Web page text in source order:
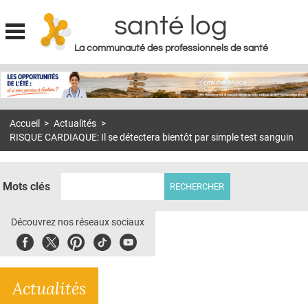
Jump to navigation
santé log
La communauté des professionnels de santé
MON COMPTE
S'ABONNER À LA REVUE SOIN À DOMICILE
DOSSIERS
E-REVUE SAD
L'APP
Accueil > Actualités >
RISQUE CARDIAQUE: Il se détectera bientôt par simple test sanguin
Mots clés
Découvrez nos réseaux sociaux
FacebookTwitterPinterest
TiktokYoubute
Actualités